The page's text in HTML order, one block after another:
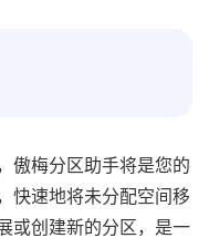
傲梅分区助手将是您的
快速地将未分配空间移
或创建新的分区，是一